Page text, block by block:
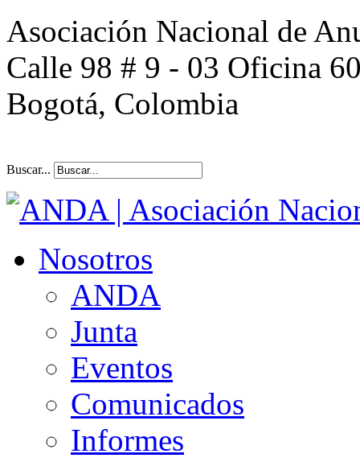
Asociación Nacional de
Calle 98 # 9 - 03 Oficina
Bogotá, Colombia
Buscar...
Nosotros
ANDA
Junta
Eventos
Comunicados
Informes